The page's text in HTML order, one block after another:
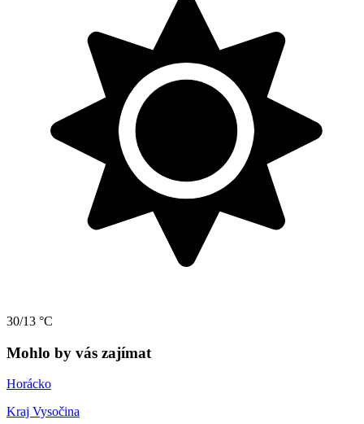
30/13 °C
Mohlo by vás zajímat
Horácko
Kraj Vysočina